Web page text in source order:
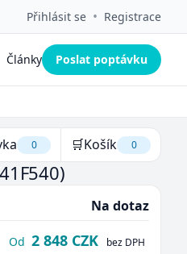
Přihlásit se • Registrace
Články Poslat poptávku
0 🛒Košík 0
Na dotaz
Od 2 848 CZK bez DPH